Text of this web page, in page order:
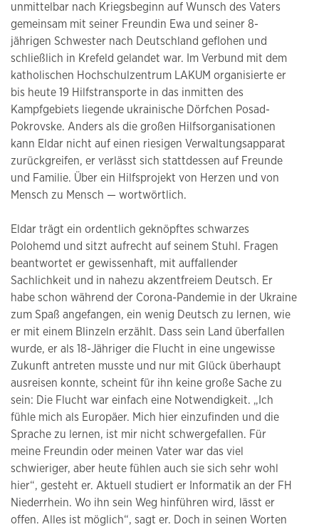
unmittelbar nach Kriegsbeginn auf Wunsch des Vaters
gemeinsam mit seiner Freundin Ewa und seiner 8-
jährigen Schwester nach Deutschland geflohen und
schließlich in Krefeld gelandet war. Im Verbund mit dem
katholischen Hochschulzentrum LAKUM organisierte er
bis heute 19 Hilfstransporte in das inmitten des
Kampfgebiets liegende ukrainische Dörfchen Posad-
Pokrovske. Anders als die großen Hilfsorganisationen
kann Eldar nicht auf einen riesigen Verwaltungsapparat
zurückgreifen, er verlässt sich stattdessen auf Freunde
und Familie. Über ein Hilfsprojekt von Herzen und von
Mensch zu Mensch — wortwörtlich.
Eldar trägt ein ordentlich geknöpftes schwarzes
Polohemd und sitzt aufrecht auf seinem Stuhl. Fragen
beantwortet er gewissenhaft, mit auffallender
Sachlichkeit und in nahezu akzentfreiem Deutsch. Er
habe schon während der Corona-Pandemie in der Ukraine
zum Spaß angefangen, ein wenig Deutsch zu lernen, wie
er mit einem Blinzeln erzählt. Dass sein Land überfallen
wurde, er als 18-Jähriger die Flucht in eine ungewisse
Zukunft antreten musste und nur mit Glück überhaupt
ausreisen konnte, scheint für ihn keine große Sache zu
sein: Die Flucht war einfach eine Notwendigkeit. „Ich
fühle mich als Europäer. Mich hier einzufinden und die
Sprache zu lernen, ist mir nicht schwergefallen. Für
meine Freundin oder meinen Vater war das viel
schwieriger, aber heute fühlen auch sie sich sehr wohl
hier“, gesteht er. Aktuell studiert er Informatik an der FH
Niederrhein. Wo ihn sein Weg hinführen wird, lässt er
offen. Alles ist möglich“, sagt er. Doch in seinen Worten